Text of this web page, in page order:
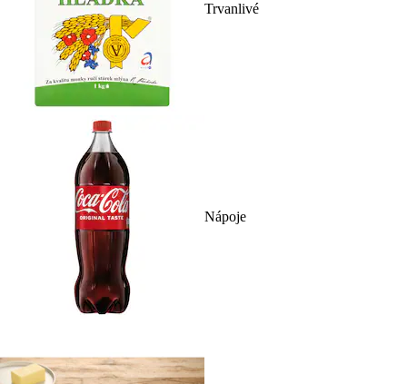
Trvanlivé
Nápoje